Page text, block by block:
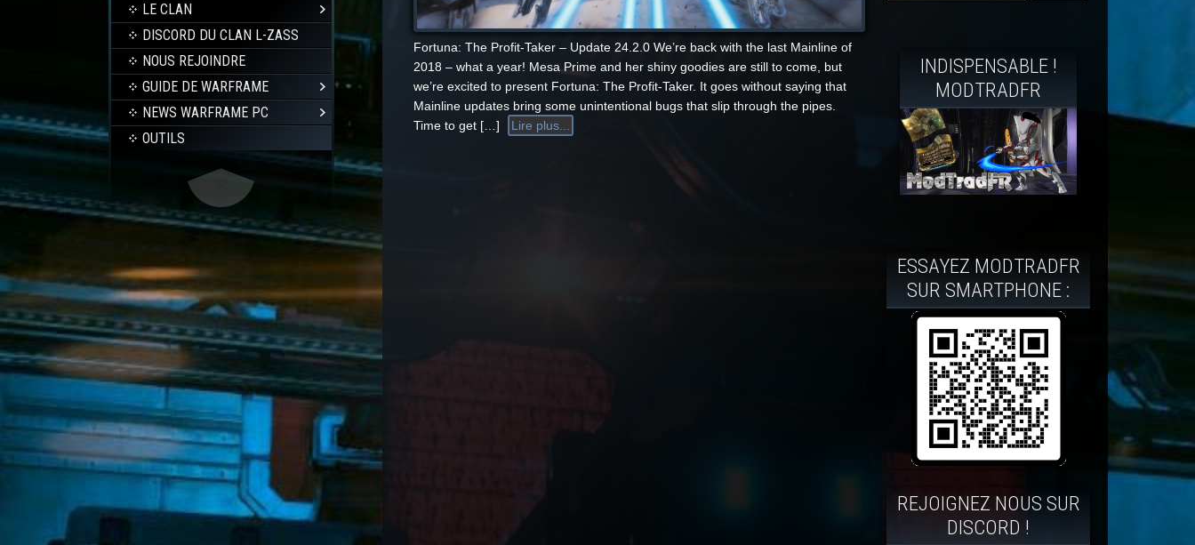
LE CLAN
DISCORD DU CLAN L-ZASS
NOUS REJOINDRE
GUIDE DE WARFRAME
NEWS WARFRAME PC
OUTILS
F ortuna: The Profit-Taker – Update 24.2.0 We’re back with the last Mainline of
2018 – what a year! Mesa Prime and her shiny goodies are still to come, but
we’re excited to present Fortuna: The Profit-Taker. It goes without saying that
Mainline updates bring some unintentional bugs that slip through the pipes.
Time to get […]
Lire plus...
INDISPENSABLE !
MODTRADFR
ESSAYEZ MODTRADFR
SUR SMARTPHONE :
REJOIGNEZ NOUS SUR
DISCORD !